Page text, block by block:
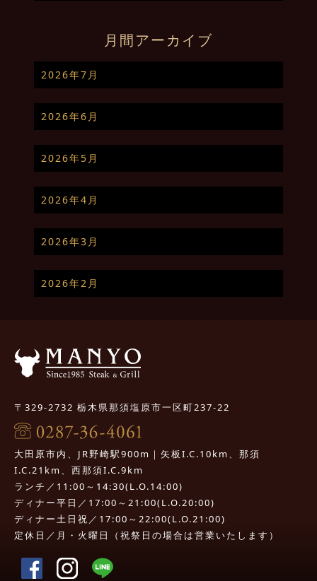
月間アーカイブ
2026年7月
2026年6月
2026年5月
2026年4月
2026年3月
2026年2月
〒329-2732 栃木県那須塩原市一区町237-22
大田原市内、JR野崎駅900m｜矢板I.C.10km、那須
I.C.21km、西那須I.C.9km
ランチ／11:00～14:30(L.O.14:00)
ディナー平日／17:00～21:00(L.O.20:00)
ディナー土日祝／17:00～22:00(L.O.21:00)
定休日／月・火曜日（祝祭日の場合は営業いたします）